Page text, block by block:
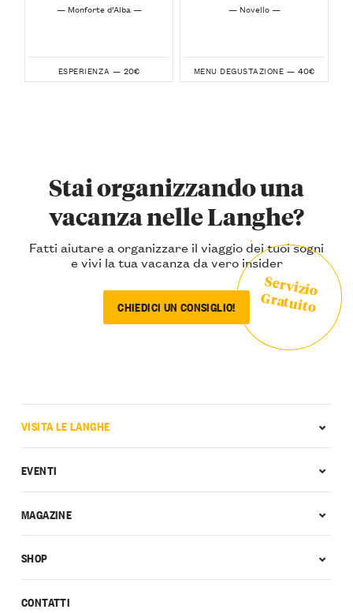
— Monforte d’Alba —
ESPERIENZA — 20€
— Novello —
MENU DEGUSTAZIONE — 40€
Stai organizzando una
vacanza nelle Langhe?
Fatti aiutare a organizzare il viaggio dei tuoi sogni
e vivi la tua vacanza da vero insider
CHIEDICI UN CONSIGLIO!
Servizio
Gratuito
CONTATTI
VISITA LE LANGHE
EVENTI
MAGAZINE
SHOP